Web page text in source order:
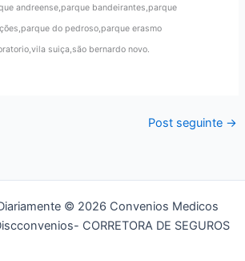
andreense,parque bandeirantes,parque
do pedroso,parque erasmo
suiça,são bernardo novo.
Post seguinte →
© 2026 Convenios Medicos
CORRETORA DE SEGUROS